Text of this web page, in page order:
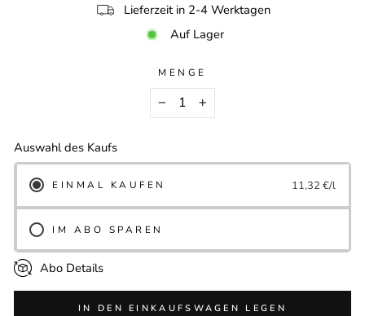
Lieferzeit in 2-4 Werktagen
Auf Lager
MENGE
+
Auswahl des Kaufs
EINMAL KAUFEN 11,32 €/l
IM ABO SPAREN
Abo Details
IN DEN EINKAUFSWAGEN LEGEN